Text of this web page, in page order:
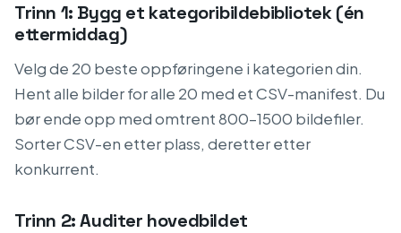
Trinn 1: Bygg et kategoribildebibliotek (én
ettermiddag)
Velg de 20 beste oppføringene i kategorien din.
Hent alle bilder for alle 20 med et CSV-manifest. Du
bør ende opp med omtrent 800–1500 bildefiler.
Sorter CSV-en etter plass, deretter etter
konkurrent.
Trinn 2: Auditer hovedbildet